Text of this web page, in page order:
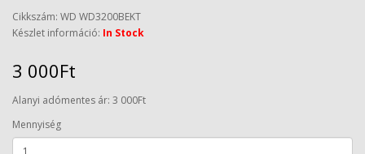
Cikkszám: WD WD3200BEKT
Készlet információ: In Stock
3 000Ft
Alanyi adómentes ár: 3 000Ft
Mennyiség